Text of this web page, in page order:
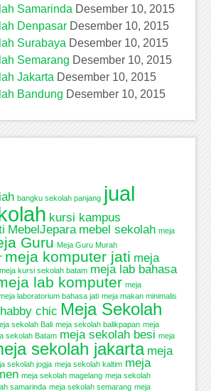
Samarinda Desember 10, 2015
Denpasar Desember 10, 2015
Surabaya Desember 10, 2015
Semarang Desember 10, 2015
Jakarta Desember 10, 2015
Bandung Desember 10, 2015
bangku sekolah panjang jual
kursi kampus
MebelJepara mebel sekolah meja
Guru Meja Guru Murah
meja komputer jati meja
meja kursi sekolah batam meja lab bahasa
lab komputer meja
laboratorium bahasa jati meja makan minimalis
chic Meja Sekolah
sekolah Bali meja sekolah balikpapan meja
sekolah Batam meja sekolah besi meja
sekolah jakarta meja
sekolah jogja meja sekolah kaltim meja
meja sekolah magelang meja sekolah
samarinda meja sekolah semarang meja